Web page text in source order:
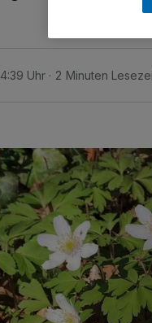
Uhr 2 Minuten